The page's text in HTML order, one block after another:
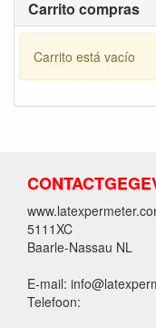
Carrito compras
Carrito está vacío
5111XC
Baarle-Nassau NL
E-mail:
Telefoon: